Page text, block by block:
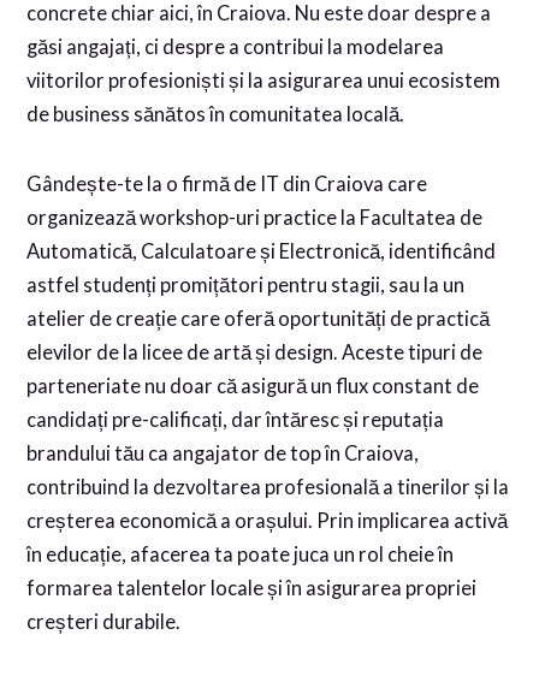
concrete chiar aici, în Craiova. Nu este doar despre a
găsi angajați, ci despre a contribui la modelarea
viitorilor profesioniști și la asigurarea unui ecosistem
de business sănătos în comunitatea locală.
Gândește-te la o firmă de IT din Craiova care
organizează workshop-uri practice la Facultatea de
Automatică, Calculatoare și Electronică, identificând
astfel studenți promițători pentru stagii, sau la un
atelier de creație care oferă oportunități de practică
elevilor de la licee de artă și design. Aceste tipuri de
parteneriate nu doar că asigură un flux constant de
candidați pre-calificați, dar întăresc și reputația
brandului tău ca angajator de top în Craiova,
contribuind la dezvoltarea profesională a tinerilor și la
creșterea economică a orașului. Prin implicarea activă
în educație, afacerea ta poate juca un rol cheie în
formarea talentelor locale și în asigurarea propriei
creșteri durabile.